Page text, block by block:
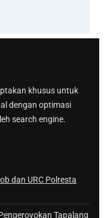
khusus untuk
dengan optimasi
search engine.
dan URC Polresta
Tapalang